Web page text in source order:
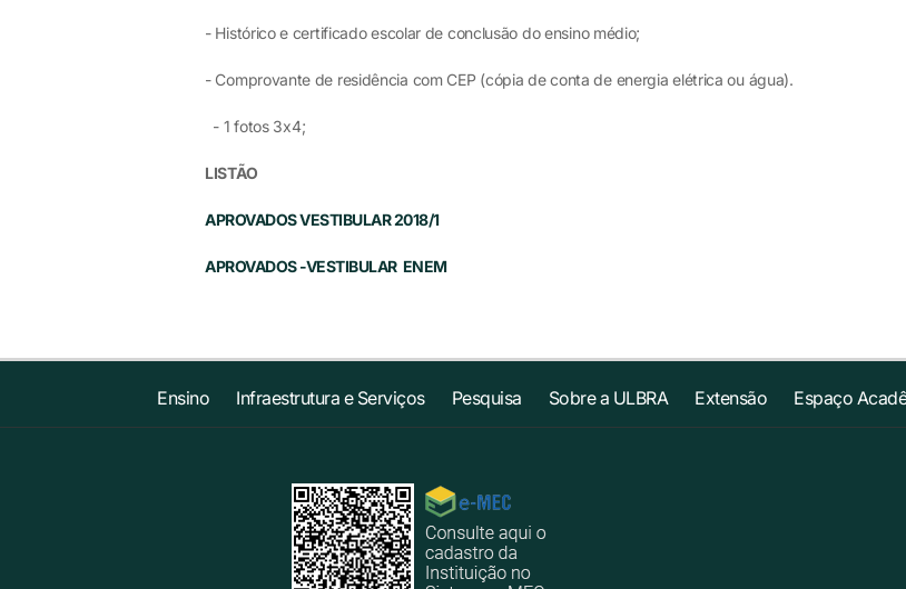
- Histórico e certificado escolar de conclusão do ensino médio;
- Comprovante de residência com CEP (cópia de conta de energia elétrica ou água).
- 1 fotos 3x4;
LISTÃO
APROVADOS VESTIBULAR 2018/1
APROVADOS -VESTIBULAR ENEM
Ensino Infraestrutura e Serviços Pesquisa Sobre a ULBRA Extensão Espaço